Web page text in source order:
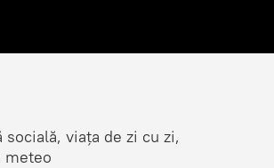
viața de zi cu zi,
meteo